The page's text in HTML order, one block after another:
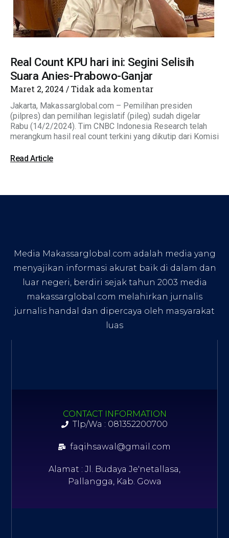
Real Count KPU hari ini: Segini Selisih
Suara Anies-Prabowo-Ganjar
Maret 2, 2024 Tidak ada komentar
Jakarta, Makassarglobal.com – Pemilihan presiden
(pilpres) dan pemilihan legislatif (pileg) sudah digelar
Rabu (14/2/2024). Tim CNBC Indonesia Research telah
merangkum hasil real count terkini yang dikutip dari Komisi
Read Article
Media Makassarglobal.com adalah media yang
menyajikan informasi akurat baik di dalam dan
luar negeri, berdiri sejak tahun 2003 media
makassarglobal.com melahirkan jurnalis
jurnalis handal dan dipercaya oleh masyarakat
luas
CONTACT INFORMATION
Tlp/Wa : 081352200700
faqihsawal@gmail.com
Alamat : Jl. Budaya Je'netallasa,
Pallangga, Kab. Gowa